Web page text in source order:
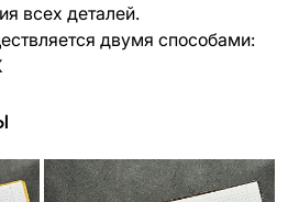
всех деталей.
двумя способами: